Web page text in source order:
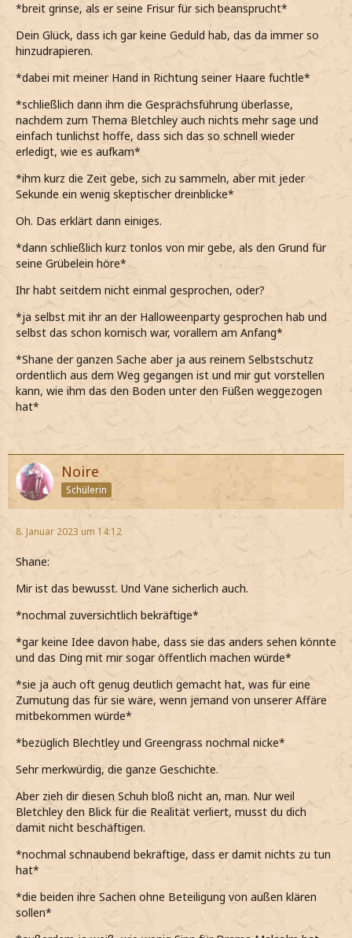
*breit grinse, als er seine Frisur für sich beansprucht*
Dein Glück, dass ich gar keine Geduld hab, das da immer so
hinzudrapieren.
*dabei mit meiner Hand in Richtung seiner Haare fuchtle*
*schließlich dann ihm die Gesprächsführung überlasse,
nachdem zum Thema Bletchley auch nichts mehr sage und
einfach tunlichst hoffe, dass sich das so schnell wieder
erledigt, wie es aufkam*
*ihm kurz die Zeit gebe, sich zu sammeln, aber mit jeder
Sekunde ein wenig skeptischer dreinblicke*
Oh. Das erklärt dann einiges.
*dann schließlich kurz tonlos von mir gebe, als den Grund für
seine Grübelein höre*
Ihr habt seitdem nicht einmal gesprochen, oder?
*ja selbst mit ihr an der Halloweenparty gesprochen hab und
selbst das schon komisch war, vorallem am Anfang*
*Shane der ganzen Sache aber ja aus reinem Selbstschutz
ordentlich aus dem Weg gegangen ist und mir gut vorstellen
kann, wie ihm das den Boden unter den Füßen weggezogen
hat*
Noire
Schülerin
8. Januar 2023 um 14:12
Shane:
Mir ist das bewusst. Und Vane sicherlich auch.
*nochmal zuversichtlich bekräftige*
*gar keine Idee davon habe, dass sie das anders sehen könnte
und das Ding mit mir sogar öffentlich machen würde*
*sie ja auch oft genug deutlich gemacht hat, was für eine
Zumutung das für sie wäre, wenn jemand von unserer Affäre
mitbekommen würde*
*bezüglich Blechtley und Greengrass nochmal nicke*
Sehr merkwürdig, die ganze Geschichte.
Aber zieh dir diesen Schuh bloß nicht an, man. Nur weil
Bletchley den Blick für die Realität verliert, musst du dich
damit nicht beschäftigen.
*nochmal schnaubend bekräftige, dass er damit nichts zu tun
hat*
*die beiden ihre Sachen ohne Beteiligung von außen klären
sollen*